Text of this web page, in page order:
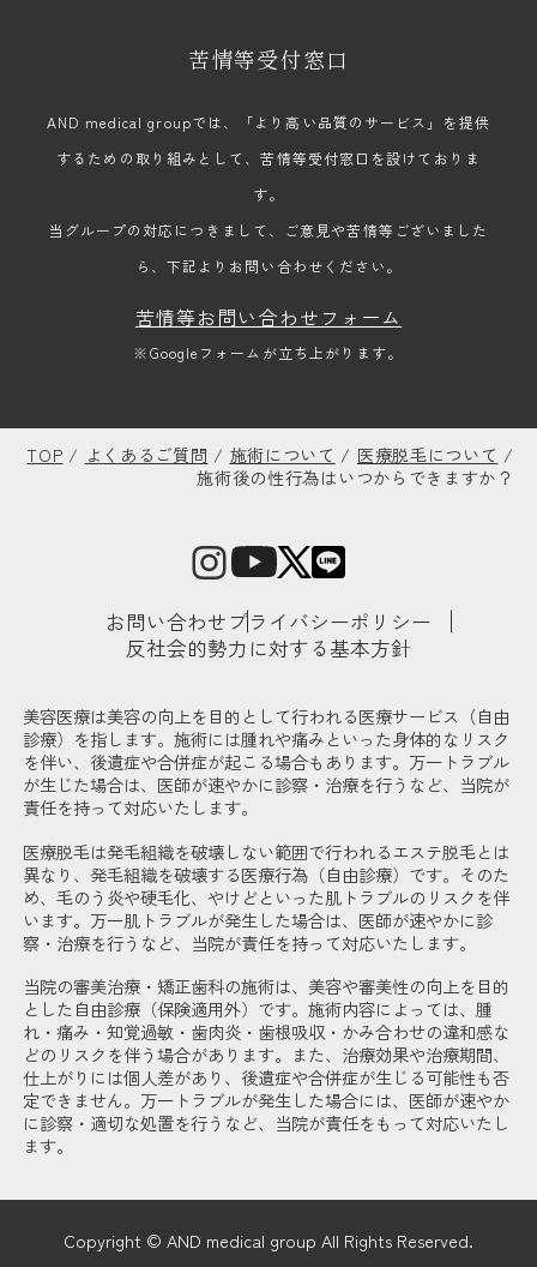
苦情等受付窓口
AND medical groupでは、「より高い品質のサービス」を提供
するための取り組みとして、苦情等受付窓口を設けておりま
す。
当グループの対応につきまして、ご意見や苦情等ございました
ら、下記よりお問い合わせください。
苦情等お問い合わせフォーム
※Googleフォームが立ち上がります。
TOP / よくあるご質問 / 施術について / 医療脱毛について /
施術後の性行為はいつからできますか？
お問い合わせ プライバシーポリシー
反社会的勢力に対する基本方針
美容医療は美容の向上を目的として行われる医療サービス（自由
診療）を指します。施術には腫れや痛みといった身体的なリスク
を伴い、後遺症や合併症が起こる場合もあります。万一トラブル
が生じた場合は、医師が速やかに診察・治療を行うなど、当院が
責任を持って対応いたします。
医療脱毛は発毛組織を破壊しない範囲で行われるエステ脱毛とは
異なり、発毛組織を破壊する医療行為（自由診療）です。そのた
め、毛のう炎や硬毛化、やけどといった肌トラブルのリスクを伴
います。万一肌トラブルが発生した場合は、医師が速やかに診
察・治療を行うなど、当院が責任を持って対応いたします。
当院の審美治療・矯正歯科の施術は、美容や審美性の向上を目的
とした自由診療（保険適用外）です。施術内容によっては、腫
れ・痛み・知覚過敏・歯肉炎・歯根吸収・かみ合わせの違和感な
どのリスクを伴う場合があります。また、治療効果や治療期間、
仕上がりには個人差があり、後遺症や合併症が生じる可能性も否
定できません。万一トラブルが発生した場合には、医師が速やか
に診察・適切な処置を行うなど、当院が責任をもって対応いたし
ます。
Copyright © AND medical group All Rights Reserved.